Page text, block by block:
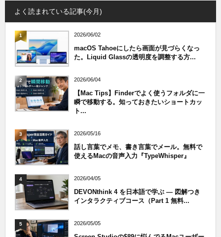
よく読まれている記事(今月)
1 2026/06/02
macOS Tahoeにしたら画面が見づらくなっ
た。Liquid Glassの透明度を調整する方...
2 2026/06/04
【Mac Tips】Finderでよく使うフォルダに一
瞬で移動する。知っておきたいショートカッ
ト...
3 2026/05/16
話し言葉でメモ、書き言葉でメール。無料で
使えるMacの音声入力『TypeWhisper』
4 2026/04/05
DEVONthink 4 を日本語で学ぶ — 図解つき
インタラクティブコース（Part 1 無料...
5 2026/05/05